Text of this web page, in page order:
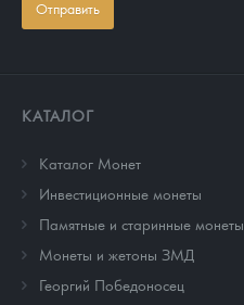
Отправить
КАТАЛОГ
Каталог Монет
Инвестиционные монеты
Памятные и старинные монеты
Монеты и жетоны ЗМД
Георгий Победоносец